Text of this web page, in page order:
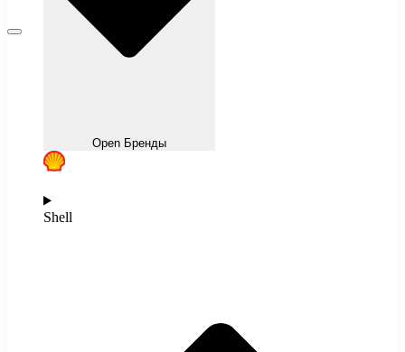
Open Бренды
Shell